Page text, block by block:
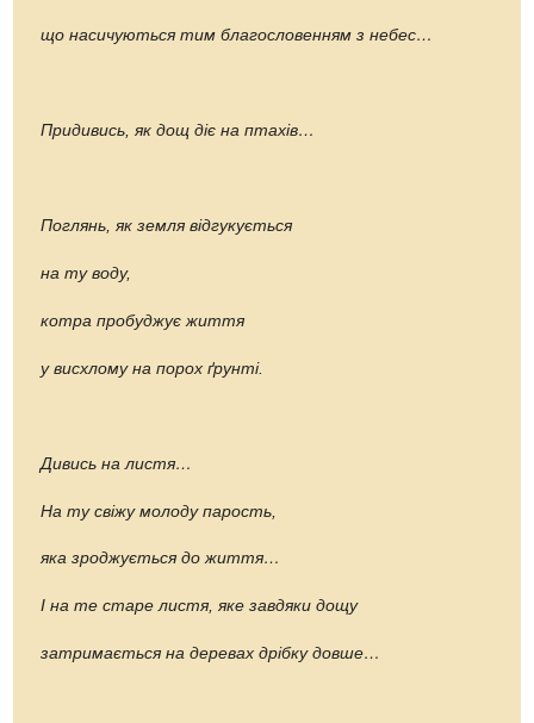
що насичуються тим благословенням з небес…
Придивись, як дощ діє на птахів…
Поглянь, як земля відгукується
на ту воду,
котра пробуджує життя
у висхлому на порох ґрунті.
Дивись на листя…
На ту свіжу молоду парость,
яка зроджується до життя…
І на те старе листя, яке завдяки дощу
затримається на деревах дрібку довше…